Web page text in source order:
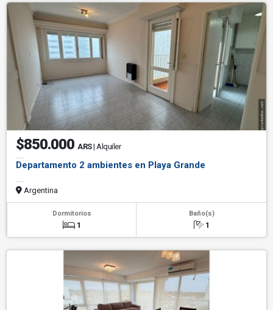
$850.000 ARS| Alquiler
Departamento 2 ambientes en Playa Grande
Argentina
Dormitorios
1
Baño(s)
1